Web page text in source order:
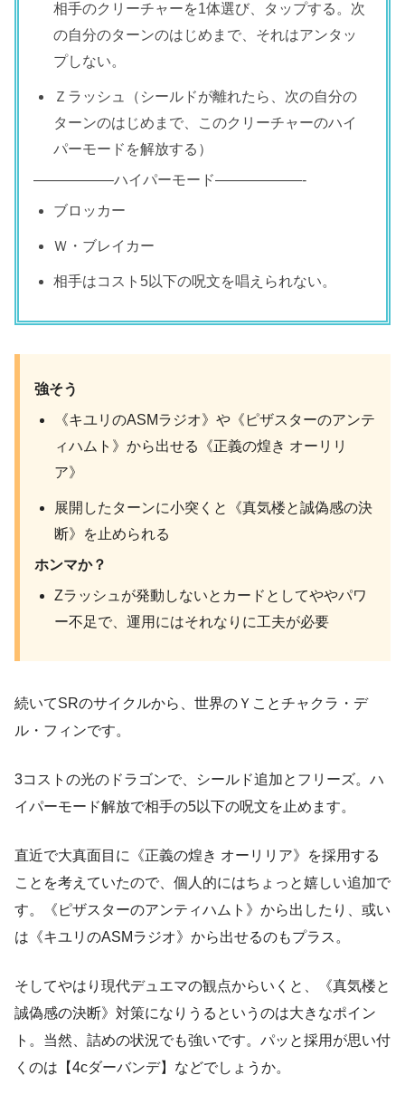
相手のクリーチャーを1体選び、タップする。次
の自分のターンのはじめまで、それはアンタッ
プしない。
Ｚラッシュ（シールドが離れたら、次の自分の
ターンのはじめまで、このクリーチャーのハイ
パーモードを解放する）
—————–ハイパーモード——————-
ブロッカー
Ｗ・ブレイカー
相手はコスト5以下の呪文を唱えられない。
強そう
《キユリのASMラジオ》や《ピザスターのアンテ
ィハムト》から出せる《正義の煌き オーリリ
ア》
展開したターンに小突くと《真気楼と誠偽感の決
断》を止められる
ホンマか？
Zラッシュが発動しないとカードとしてややパワ
ー不足で、運用にはそれなりに工夫が必要
続いてSRのサイクルから、世界のＹことチャクラ・デ
ル・フィンです。
3コストの光のドラゴンで、シールド追加とフリーズ。ハ
イパーモード解放で相手の5以下の呪文を止めます。
直近で大真面目に《正義の煌き オーリリア》を採用する
ことを考えていたので、個人的にはちょっと嬉しい追加で
す。《ピザスターのアンティハムト》から出したり、或い
は《キユリのASMラジオ》から出せるのもプラス。
そしてやはり現代デュエマの観点からいくと、《真気楼と
誠偽感の決断》対策になりうるというのは大きなポイン
ト。当然、詰めの状況でも強いです。パッと採用が思い付
くのは【4cダーバンデ】などでしょうか。